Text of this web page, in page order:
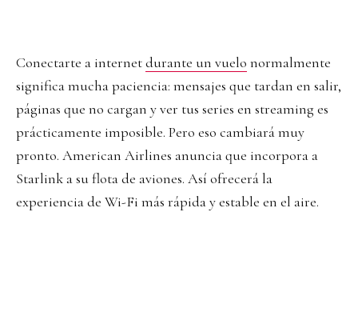
Conectarte a internetdurante un vuelo normalmente
significa mucha paciencia: mensajes que tardan en salir,
páginas que no cargan y ver tus series en streaming es
prácticamente imposible. Pero eso cambiará muy
pronto. American Airlines anuncia que incorpora a
Starlink a su flota de aviones. Así ofrecerá la
experiencia de Wi-Fi más rápida y estable en el aire.